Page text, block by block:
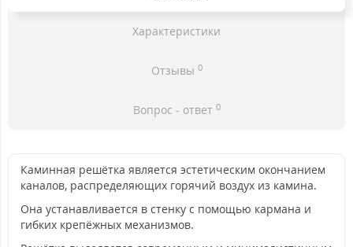
Характеристики
Отзывы 0
Вопрос - ответ 0
Каминная решётка является эстетическим окончанием
каналов, распределяющих горячий воздух из камина.
Она устанавливается в стенку с помощью кармана и
гибких крепёжных механизмов.